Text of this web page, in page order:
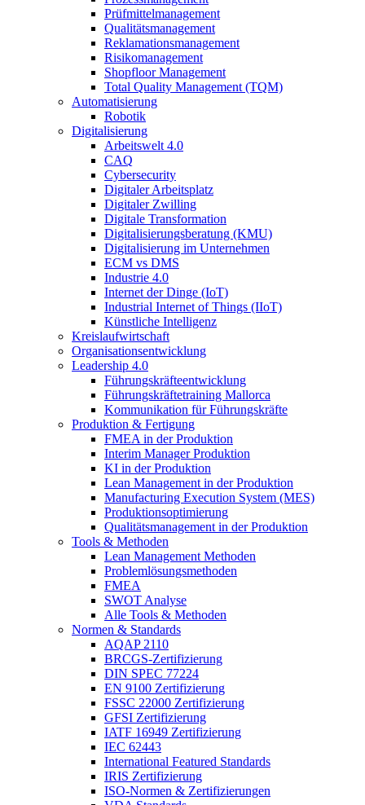
Prüfmittelmanagement
Qualitätsmanagement
Reklamationsmanagement
Risikomanagement
Shopfloor Management
Total Quality Management (TQM)
Automatisierung
Robotik
Digitalisierung
Arbeitswelt 4.0
CAQ
Cybersecurity
Digitaler Arbeitsplatz
Digitaler Zwilling
Digitale Transformation
Digitalisierungsberatung (KMU)
Digitalisierung im Unternehmen
ECM vs DMS
Industrie 4.0
Internet der Dinge (IoT)
Industrial Internet of Things (IIoT)
Künstliche Intelligenz
Kreislaufwirtschaft
Organisationsentwicklung
Leadership 4.0
Führungskräfteentwicklung
Führungskräftetraining Mallorca
Kommunikation für Führungskräfte
Produktion & Fertigung
FMEA in der Produktion
Interim Manager Produktion
KI in der Produktion
Lean Management in der Produktion
Manufacturing Execution System (MES)
Produktionsoptimierung
Qualitätsmanagement in der Produktion
Tools & Methoden
Lean Management Methoden
Problemlösungsmethoden
FMEA
SWOT Analyse
Alle Tools & Methoden
Normen & Standards
AQAP 2110
BRCGS-Zertifizierung
DIN SPEC 77224
EN 9100 Zertifizierung
FSSC 22000 Zertifizierung
GFSI Zertifizierung
IATF 16949 Zertifizierung
IEC 62443
International Featured Standards
IRIS Zertifizierung
ISO-Normen & Zertifizierungen